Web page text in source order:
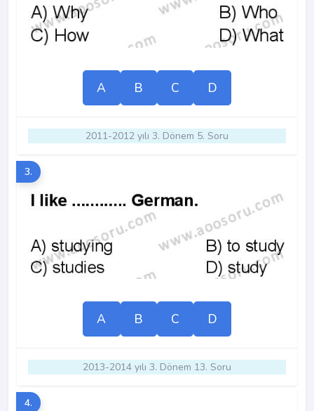
A B C D
2011-2012 yılı 3. Dönem 5. Soru
3.
A B C D
2013-2014 yılı 3. Dönem 13. Soru
4.